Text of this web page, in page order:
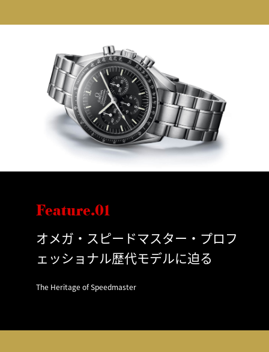
Feature.01
オメガ・スピードマスター・プロフ
ェッショナル歴代モデルに迫る
The Heritage of Speedmaster